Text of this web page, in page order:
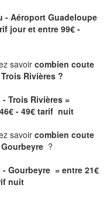
- Aéroport Guadeloupe
jour et entre 99€ -
savoir combien coute
Rivières ?
Trois Rivières =
- 49€ tarif nuit
savoir combien coute
?
Gourbeyre = entre 21€
nuit